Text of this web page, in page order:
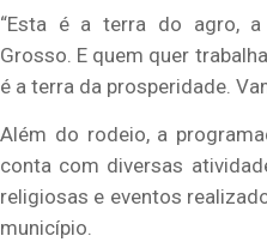
“Esta é a terra do agro,
Grosso. E quem quer
é a terra da prosperidade.
Além do rodeio, a
conta com diversas
religiosas e eventos
município.